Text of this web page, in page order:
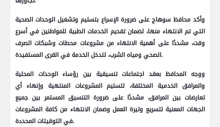
وأكد محافظ سوهاج على ضرورة الإسراع بتسليم وتشغيل الوحدات الصحية
التي تم الانتهاء منها، لضمان تقديم الخدمات الطبية للمواطنين في أسرع
وقت، مشددًا على أهمية الانتهاء من مشروعات محطات وشبكات الصرف
الصحي ومياه الشرب، لتدخل الخدمة في القرى المستفيدة.
ووجه المحافظ بعقد اجتماعات تنسيقية بين رؤساء الوحدات المحلية
والمرافق الخدمية المختلفة، لتسليم المشروعات المنتهية وإنهاء أي
تعارضات بين المرافق، مشددًا على ضرورة التنسيق المستمر بين جميع
الجهات المعنية لتسريع وتيرة العمل وضمان الانتهاء من كافة المشروعات
في التوقيتات المحددة.